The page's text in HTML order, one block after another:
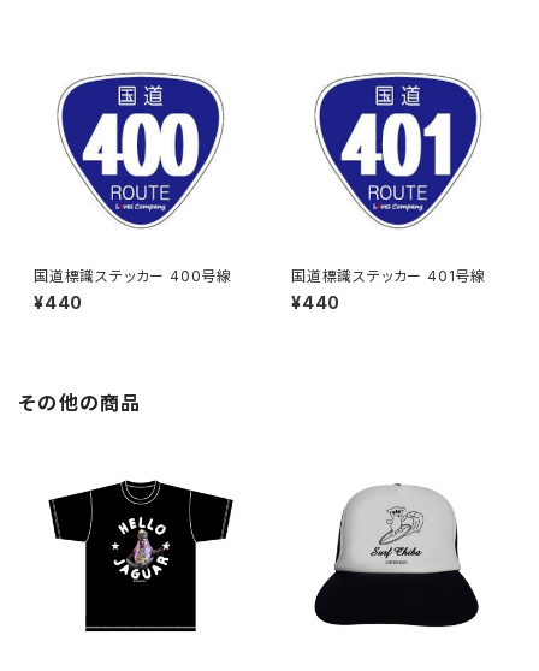
国道標識ステッカー 400号線
¥440
国道標識ステッカー 401号線
¥440
その他の商品